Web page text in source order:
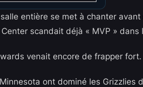
entière se met à chanter
scandait déjà « MVP » dans
venait encore de frapper fort.
ont dominé les Grizzlies